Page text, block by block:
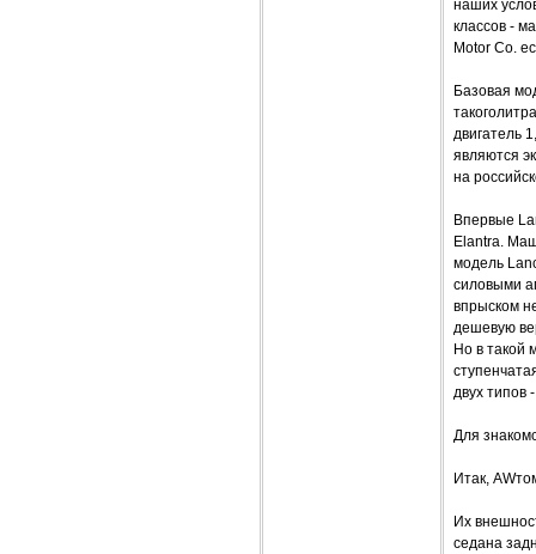
наших
классов -
Motor Co.
Базовая
двигатель
являются
на
Впервые
Elantra.
модель
силовыми
впрыском
дешевую
Но в такой
двух типов
Для
Итак,
Их
седана